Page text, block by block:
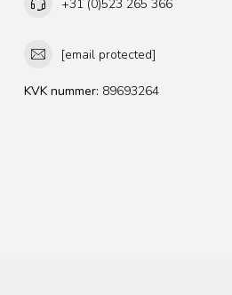
+31 (0)523 265 366
[email protected]
KVK nummer: 89693264